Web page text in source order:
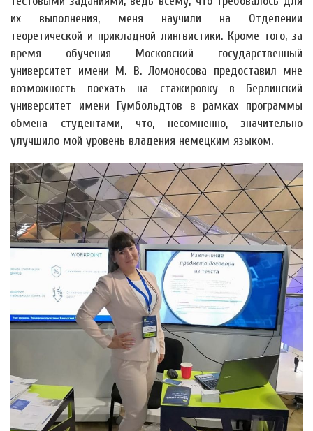
их выполнения, меня научили на Отделении
теоретической и прикладной лингвистики. Кроме того, за
время обучения Московский государственный
университет имени М. В. Ломоносова предоставил мне
возможность поехать на стажировку в Берлинский
университет имени Гумбольдтов в рамках программы
обмена студентами, что, несомненно, значительно
улучшило мой уровень владения немецким языком.